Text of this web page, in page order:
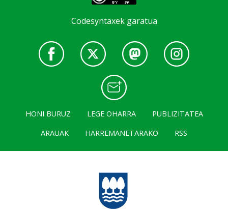
Codesyntaxek garatua
HONI BURUZ LEGE OHARRA
PUBLIZITATEA
ARAUAK
HARREMANETARAKO RSS